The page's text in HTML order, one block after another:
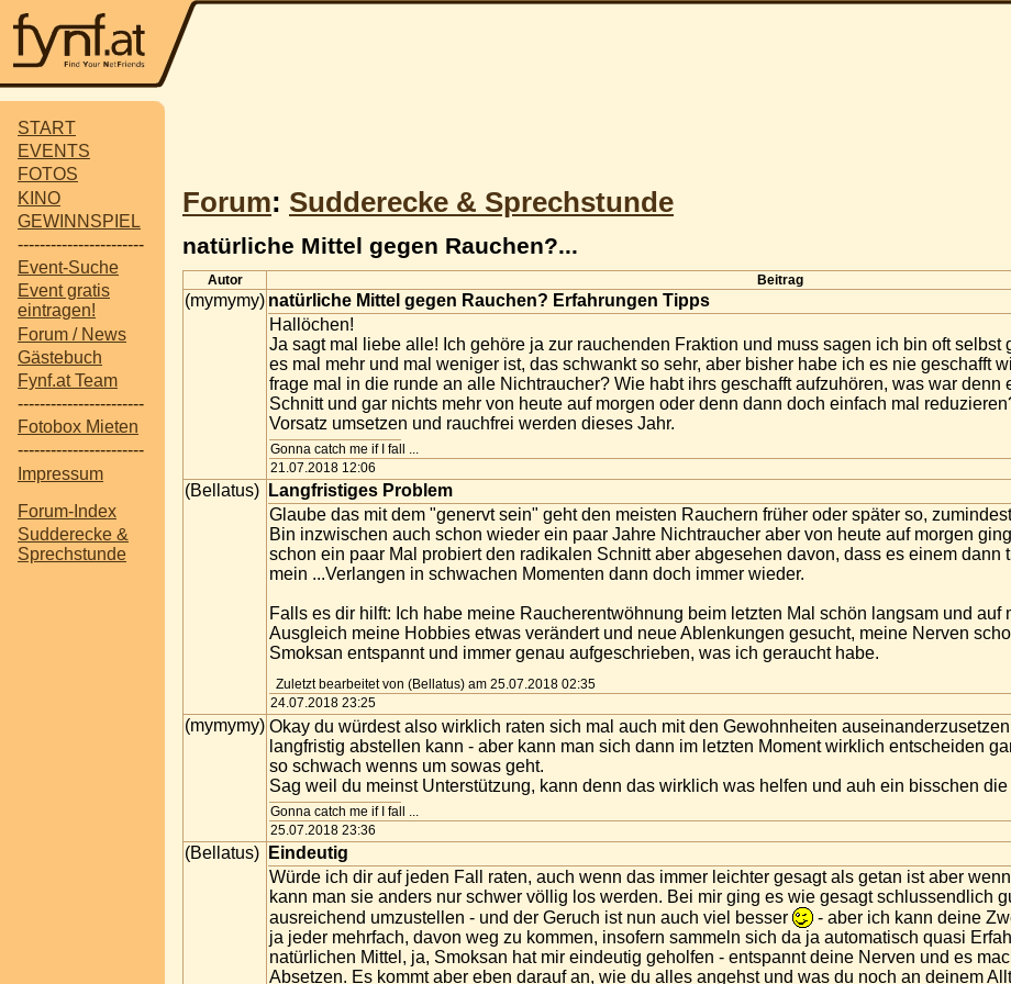
START
EVENTS
FOTOS
KINO
GEWINNSPIEL
-----------------------
Event-Suche
Event gratis
eintragen!
Forum / News
Gästebuch
Fynf.at Team
-----------------------
Fotobox Mieten
-----------------------
Impressum
Forum-Index
Sudderecke &
Sprechstunde
Forum: Sudderecke & Sprechstunde
natürliche Mittel gegen Rauchen?...
Autor Beitrag
(mymymy) natürliche Mittel gegen Rauchen? Erfahrungen Tipps
Hallöchen!
Ja sagt mal liebe alle! Ich gehöre ja zur rauchenden Fraktion und muss sagen ich bin oft selbst
es mal mehr und mal weniger ist, das schwankt so sehr, aber bisher habe ich es nie geschafft
frage mal in die runde an alle Nichtraucher? Wie habt ihrs geschafft aufzuhören, was war denn
Schnitt und gar nichts mehr von heute auf morgen oder denn dann doch einfach mal
Vorsatz umsetzen und rauchfrei werden dieses Jahr.
Gonna catch me if I fall ...
21.07.2018 12:06
(Bellatus)
Langfristiges Problem
Glaube das mit dem "genervt sein" geht den meisten Rauchern früher oder später so,
Bin inzwischen auch schon wieder ein paar Jahre Nichtraucher aber von heute auf morgen
schon ein paar Mal probiert den radikalen Schnitt aber abgesehen davon, dass es einem dann
mein ...Verlangen in schwachen Momenten dann doch immer wieder.
Falls es dir hilft: Ich habe meine Raucherentwöhnung beim letzten Mal schön langsam und auf
Ausgleich meine Hobbies etwas verändert und neue Ablenkungen gesucht, meine Nerven
Smoksan entspannt und immer genau aufgeschrieben, was ich geraucht habe.
Zuletzt bearbeitet von (Bellatus) am 25.07.2018 02:35
24.07.2018 23:25
(mymymy) Okay du würdest also wirklich raten sich mal auch mit den Gewohnheiten
langfristig abstellen kann - aber kann man sich dann im letzten Moment wirklich entscheiden
so schwach wenns um sowas geht.
Sag weil du meinst Unterstützung, kann denn das wirklich was helfen und auh ein bisschen
Gonna catch me if I fall ...
25.07.2018 23:36
(Bellatus)
Eindeutig
Würde ich dir auf jeden Fall raten, auch wenn das immer leichter gesagt als getan ist aber
kann man sie anders nur schwer völlig los werden. Bei mir ging es wie gesagt schlussendlich
ausreichend umzustellen - und der Geruch ist nun auch viel besser
- aber ich kann deine
ja jeder mehrfach, davon weg zu kommen, insofern sammeln sich da ja automatisch quasi
natürlichen Mittel, ja, Smoksan hat mir eindeutig geholfen - entspannt deine Nerven und es
Absetzen. Es kommt aber eben darauf an, wie du alles angehst und was du noch an deinem